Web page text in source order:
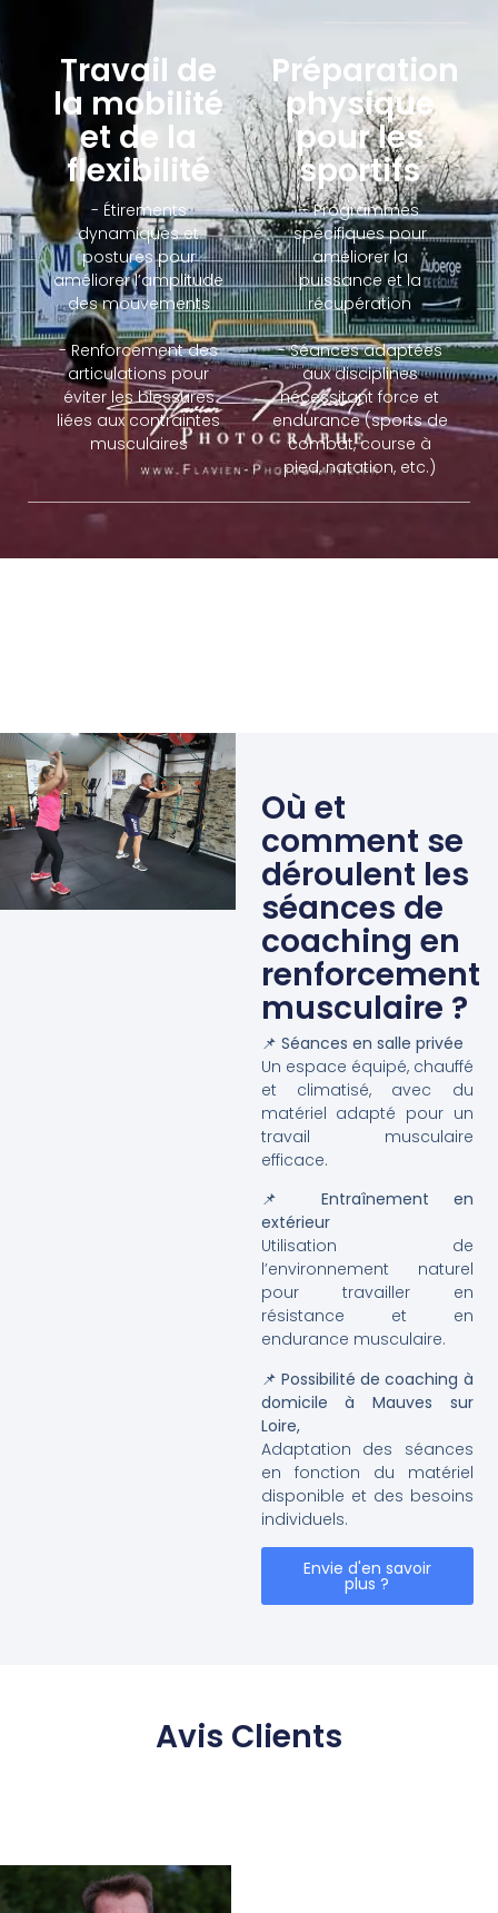
Travail de
la mobilité
et de la
flexibilité
- Étirements
dynamiques et
postures pour
améliorer l’amplitude
des mouvements
- Renforcement des
articulations pour
éviter les blessures
liées aux contraintes
musculaires
Préparation
physique
pour les
sportifs
- Programmes
spécifiques pour
améliorer la
puissance et la
récupération
- Séances adaptées
aux disciplines
nécessitant force et
endurance (sports de
combat, course à
pied, natation, etc.)
Où et
comment se
déroulent les
séances de
coaching en
renforcement
musculaire ?
📌 Séances en salle privée
Un espace équipé, chauffé
et climatisé, avec du
matériel adapté pour un
travail musculaire
efficace.
📌 Entraînement en
extérieur
Utilisation de
l’environnement naturel
pour travailler en
résistance et en
endurance musculaire.
📌Possibilité de coaching à
domicile à Mauves sur
Loire,
Adaptation des séances
en fonction du matériel
disponible et des besoins
individuels.
Envie d'en savoir
plus ?
Avis Clients